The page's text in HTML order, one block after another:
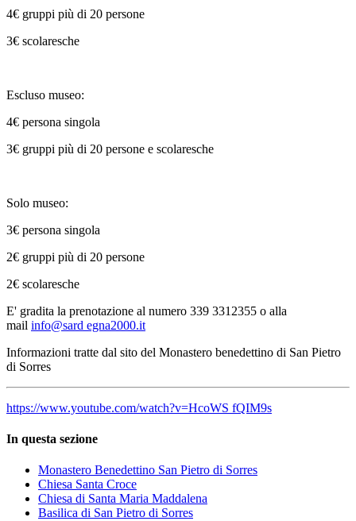
4€ gruppi più di 20 persone
3€ scolaresche
Escluso museo:
4€ persona singola
3€ gruppi più di 20 persone e scolaresche
Solo museo:
3€ persona singola
2€ gruppi più di 20 persone
2€ scolaresche
E' gradita la prenotazione al numero 339 3312355 o alla
mail info@sard egna2000.it
Informazioni tratte dal sito del Monastero benedettino di San Pietro
di Sorres
https://www.youtube.com/watch?v=HcoWS fQIM9s
In questa sezione
Monastero Benedettino San Pietro di Sorres
Chiesa Santa Croce
Chiesa di Santa Maria Maddalena
Basilica di San Pietro di Sorres